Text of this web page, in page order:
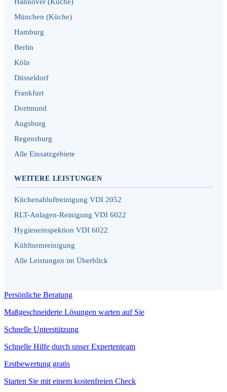
München (Küche)
Hamburg
Berlin
Köln
Düsseldorf
Frankfurt
Dortmund
Augsburg
Regensburg
Alle Einsatzgebiete
WEITERE LEISTUNGEN
Küchenabluftreinigung VDI 2052
RLT-Anlagen-Reinigung VDI 6022
Hygieneinspektion VDI 6022
Kühlturmreinigung
Alle Leistungen im Überblick
Persönliche Beratung
Maßgeschneiderte Lösungen warten auf Sie
Schnelle Unterstützung
Schnelle Hilfe durch unser Expertenteam
Erstbewertung gratis
Starten Sie mit einem kostenfreien Check